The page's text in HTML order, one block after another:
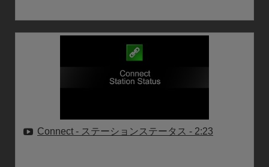
Connect - ステーションステータス - 2:23